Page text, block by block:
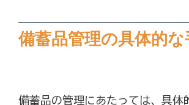
備蓄品管理の具体的
備蓄品の管理にあたっては、具体